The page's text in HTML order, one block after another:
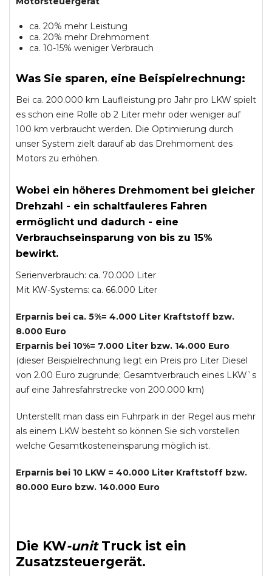
ca. 20% mehr Leistung
ca. 20% mehr Drehmoment
ca. 10-15% weniger Verbrauch
Was Sie sparen, eine Beispielrechnung:
Bei ca. 200.000 km Laufleistung pro Jahr pro LKW spielt
es schon eine Rolle ob 2 Liter mehr oder weniger auf
100 km verbraucht werden. Die Optimierung durch
unser System zielt darauf ab das Drehmoment des
Motors zu erhöhen.
Wobei ein höheres Drehmoment bei gleicher
Drehzahl - ein schaltfauleres Fahren
ermöglicht und dadurch - eine
Verbrauchseinsparung von bis zu 15%
bewirkt.
Serienverbrauch: ca. 70.000 Liter
Mit KW-Systems: ca. 66.000 Liter
Erparnis bei ca. 5%= 4.000 Liter Kraftstoff bzw.
8.000 Euro
Erparnis bei 10%= 7.000 Liter bzw. 14.000 Euro
(dieser Beispielrechnung liegt ein Preis pro Liter Diesel
von 2.00 Euro zugrunde; Gesamtverbrauch eines LKW`s
auf eine Jahresfahrstrecke von 200.000 km)
Unterstellt man dass ein Fuhrpark in der Regel aus mehr
als einem LKW besteht so können Sie sich vorstellen
welche Gesamtkosteneinsparung möglich ist.
Erparnis bei 10 LKW = 40.000 Liter Kraftstoff bzw.
80.000 Euro bzw. 140.000 Euro
Die KW-unit Truckist ein
Zusatzsteuergerät.